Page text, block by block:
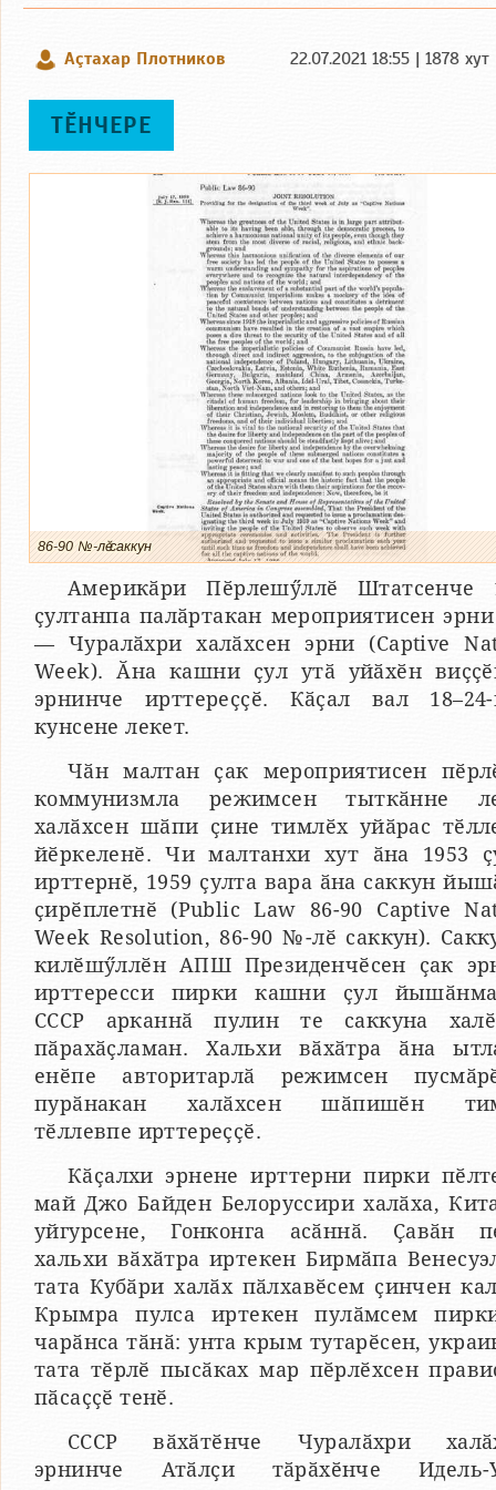
Аçтахар Плотников 22.07.2021 18:55 | 1878
ТӖНЧЕРЕ
86-90 №-лӗ саккун
Америкӑри Пӗрлешӳллӗ Штатсенче
ҫултанпа палӑртакан мероприятисен
— Чуралӑхри халӑхсен эрни (Captive
Week). Ӑна кашни ҫул утӑ уйӑхӗн
эрнинче ирттереҫҫӗ. Кӑҫал вал
кунсене лекет.
Чӑн малтан ҫак мероприятисен
коммунизмла режимсен тыткӑнне
халӑхсен шӑпи ҫине тимлӗх уйӑрас
йӗркеленӗ. Чи малтанхи хут ӑна 1953
ирттернӗ, 1959 ҫулта вара ӑна саккун
ҫирӗплетнӗ (Public Law 86-90 Captive
Week Resolution, 86-90 №-лӗ саккун).
килӗшӳллӗн АПШ Президенчӗсен ҫак
ирттересси пирки кашни ҫул
СССР арканнӑ пулин те саккуна
пӑрахӑҫламан. Хальхи вӑхӑтра ӑна
енӗпе авторитарлӑ режимсен
пурӑнакан халӑхсен шӑпишӗн
тӗллевпе ирттереҫҫӗ.
Кӑҫалхи эрнене ирттерни пирки
май Джо Байден Белоруссири халӑха,
уйгурсене, Гонконга асӑннӑ. Ҫавӑн
хальхи вӑхӑтра иртекен Бирмӑпа
тата Кубӑри халӑх пӑлхавӗсем ҫинчен
Крымра пулса иртекен пулӑмсем
чарӑнса тӑнӑ: унта крым тутарӗсен,
тата тӗрлӗ пысӑках мар пӗрлӗхсен
пӑсаҫҫӗ тенӗ.
СССР вӑхӑтӗнче Чуралӑхри
эрнинче Атӑлҫи тӑрӑхӗнче Идель-